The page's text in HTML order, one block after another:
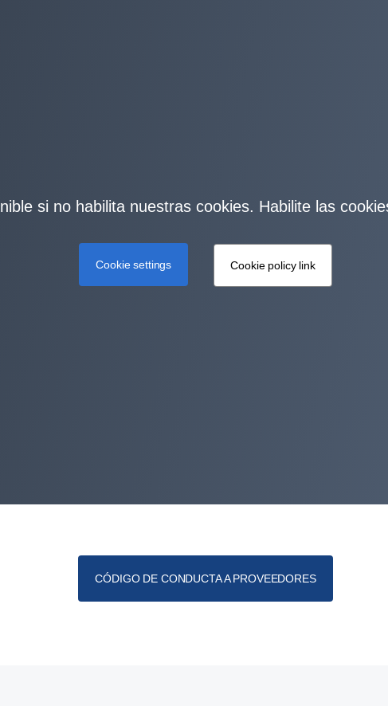
si no habilita nuestras cookies. Habilite las
Cookie settings Cookie policy link
CÓDIGO DE CONDUCTA A PROVEEDORES